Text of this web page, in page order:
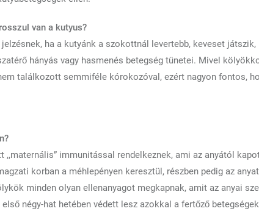
van a kutyus?
ha a kutyánk a szokottnál levertebb, keveset
hányás vagy hasmenés betegség tünetei. Mivel
találkozott semmiféle kórokozóval, ezért nagyon fontos,
,,maternális” immunitással rendelkeznek, ami az anyától
korban a méhlepényen keresztül, részben pedig az
minden olyan ellenanyagot megkapnak, amit az anyai
négy-hat hetében védett lesz azokkal a fertőző